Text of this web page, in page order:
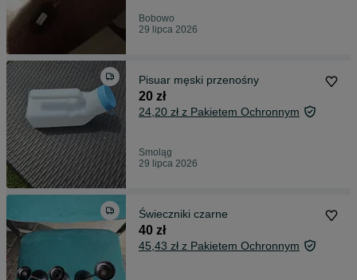
Bobowo
29 lipca 2026
Pisuar męski przenośny
20 zł
24,20 zł z Pakietem Ochronnym
Smoląg
29 lipca 2026
Świeczniki czarne
40 zł
45,43 zł z Pakietem Ochronnym